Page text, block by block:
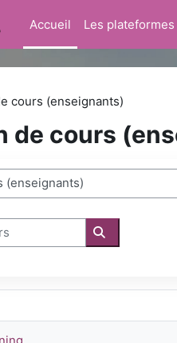
Accueil
Les
cours (enseignants)
de cours
Rechercher